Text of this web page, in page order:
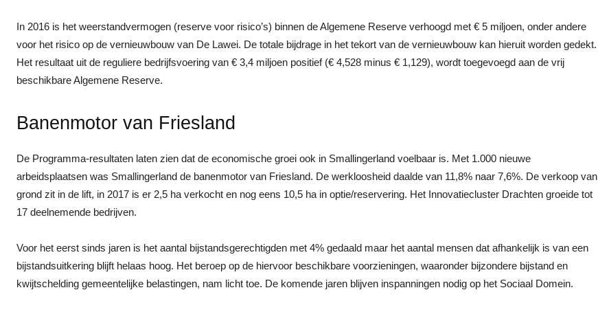
In 2016 is het weerstandvermogen (reserve voor risico’s) binnen de Algemene Reserve verhoogd met € 5 miljoen, onder andere
voor het risico op de vernieuwbouw van De Lawei. De totale bijdrage in het tekort van de vernieuwbouw kan hieruit worden gedekt.
Het resultaat uit de reguliere bedrijfsvoering van € 3,4 miljoen positief (€ 4,528 minus € 1,129), wordt toegevoegd aan de vrij
beschikbare Algemene Reserve.
Banenmotor van Friesland
De Programma-resultaten laten zien dat de economische groei ook in Smallingerland voelbaar is. Met 1.000 nieuwe
arbeidsplaatsen was Smallingerland de banenmotor van Friesland. De werkloosheid daalde van 11,8% naar 7,6%. De verkoop van
grond zit in de lift, in 2017 is er 2,5 ha verkocht en nog eens 10,5 ha in optie/reservering. Het Innovatiecluster Drachten groeide tot
17 deelnemende bedrijven.
Voor het eerst sinds jaren is het aantal bijstandsgerechtigden met 4% gedaald maar het aantal mensen dat afhankelijk is van een
bijstandsuitkering blijft helaas hoog. Het beroep op de hiervoor beschikbare voorzieningen, waaronder bijzondere bijstand en
kwijtschelding gemeentelijke belastingen, nam licht toe. De komende jaren blijven inspanningen nodig op het Sociaal Domein.